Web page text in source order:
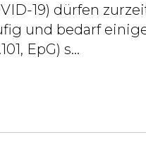
19) dürfen
bedarf einiger
EpG) s...